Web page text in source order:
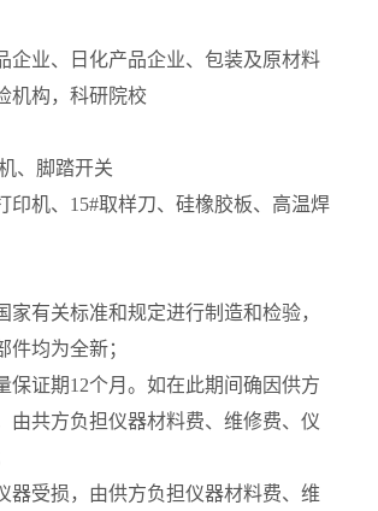
企业、日化产品企业、包装及原材料
机构，科研院校
、脚踏开关
印机、15#取样刀、硅橡胶板、高温焊
家有关标准和规定进行制造和检验，
件均为全新；
保证期12个月。如在此期间确因供方
由共方负担仪器材料费、维修费、仪
器受损，由供方负担仪器材料费、维